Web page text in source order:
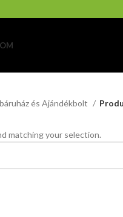
és Ajándékbolt
matching your selection.